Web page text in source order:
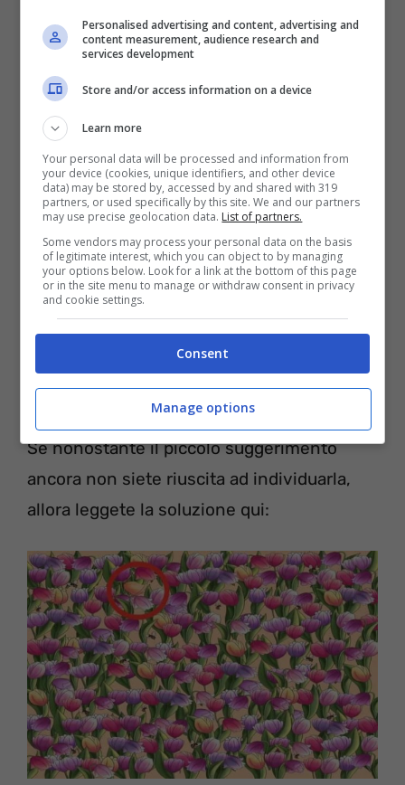
trova la campanella in mezzo ai tulipani
Soluzione test di oggi
Se allo scadere del tempo non siete ancora
riusciti a trovare la campanella nascosta vi
invitiamo a fare più attenzione e a
soffermarvi sulla parte superiore
dell’immagine. La soluzione si trova li.
Se nonostante il piccolo suggerimento
ancora non siete riuscita ad individuarla,
allora leggete la soluzione qui:
Personalised advertising and content, advertising and
content measurement, audience research and
services development
Store and/or access information on a device
Learn more
Your personal data will be processed and information from
your device (cookies, unique identifiers, and other device
data) may be stored by, accessed by and shared with 319
partners, or used specifically by this site. We and our partners
may use precise geolocation data. List of partners.
Some vendors may process your personal data on the basis
of legitimate interest, which you can object to by managing
your options below. Look for a link at the bottom of this page
or in the site menu to manage or withdraw consent in privacy
and cookie settings.
Consent
Manage options